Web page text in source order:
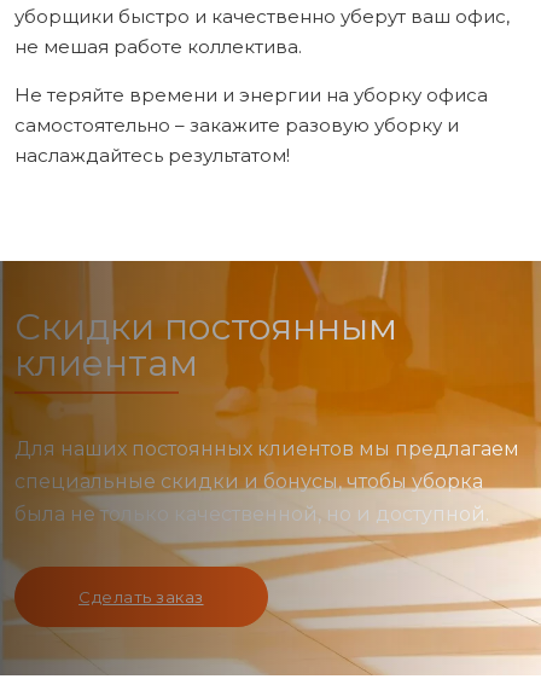
уборщики быстро и качественно уберут ваш офис,
не мешая работе коллектива.
Не теряйте времени и энергии на уборку офиса
самостоятельно – закажите разовую уборку и
наслаждайтесь результатом!
Скидки постоянным
клиентам
Для наших постоянных клиентов мы предлагаем
специальные скидки и бонусы, чтобы уборка
была не только качественной, но и доступной.
Сделать заказ